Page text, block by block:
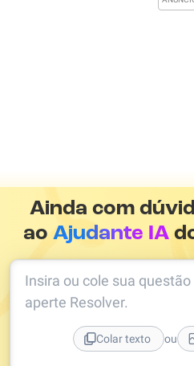
Ainda com
aoAjudante IA
Insira ou cole sua questão
aperte Resolver.
Colar texto ou